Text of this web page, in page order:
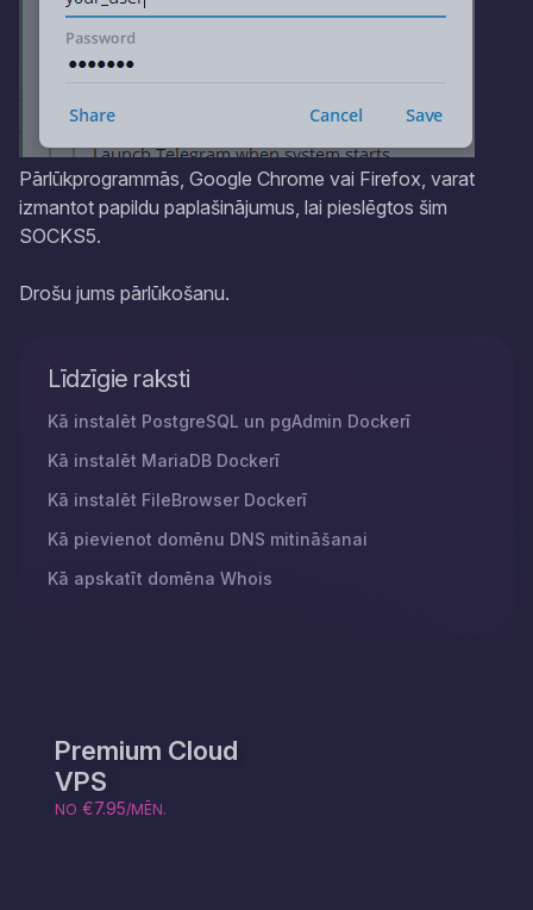
Pārlūkprogrammās, Google Chrome vai Firefox, varat
izmantot papildu paplašinājumus, lai pieslēgtos šim
SOCKS5.
Drošu jums pārlūkošanu.
Līdzīgie raksti
Kā instalēt PostgreSQL un pgAdmin Dockerī
Kā instalēt MariaDB Dockerī
Kā instalēt FileBrowser Dockerī
Kā pievienot domēnu DNS mitināšanai
Kā apskatīt domēna Whois
Premium Cloud
VPS
NO €7.95/MĒN.